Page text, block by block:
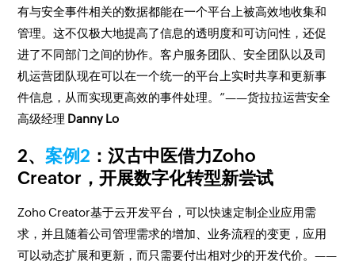
有与安全事件相关的数据都能在一个平台上被高效地收集和
管理。这不仅极大地提高了信息的透明度和可访问性，还促
进了不同部门之间的协作。客户服务团队、安全团队以及司
机运营团队现在可以在一个统一的平台上实时共享和更新事
件信息，从而实现更高效的事件处理。”——货拉拉运营安全
高级经理 Danny Lo
2、案例2 ：汉古中医借力Zoho
Creator，开展数字化转型新尝试
Zoho Creator基于云开发平台，可以快速定制企业应用需
求，并且随着公司管理需求的增加、业务流程的变更，应用
可以动态扩展和更新，而只需要付出相对少的开发代价。——